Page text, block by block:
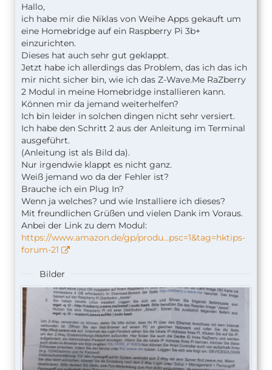
Hallo,
ich habe mir die Niklas von Weihe Apps gekauft um
eine Homebridge auf ein Raspberry Pi 3b+
einzurichten.
Dieses hat auch sehr gut geklappt.
Jetzt habe ich allerdings das Problem, das ich das ich
mir nicht sicher bin, wie ich das Z-Wave.Me RaZberry
2 Modul in meine Homebridge installieren kann.
Können mir da jemand weiterhelfen?
Ich bin leider in solchen dingen nicht sehr versiert.
Ich habe den Schritt 2 aus der Anleitung im Terminal
ausgeführt.
(Anleitung ist als Bild da).
Nur irgendwie klappt es nicht ganz.
Weiß jemand wo da der Fehler ist?
Brauche ich ein Plug In?
Wenn ja welches? und wie Installiere ich dieses?
Mit freundlichen Grüßen und vielen Dank im Voraus.
Anbei der Link zu dem Modul:
https://www.amazon.de/gp/produ…psc=1&tag=hktips-
forum-21
Bilder